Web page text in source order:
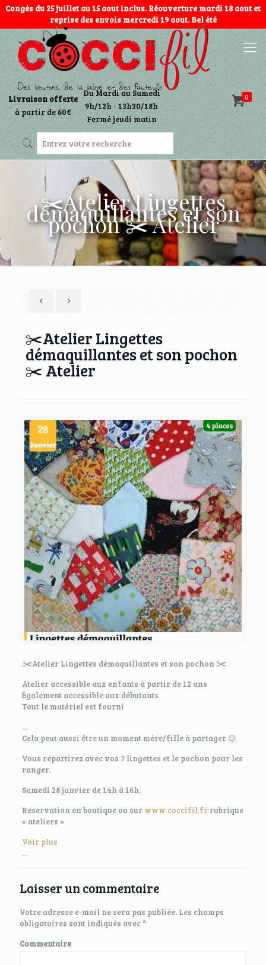
Congés du 25 juillet au 15 aout inclus. Réouverture mardi 18 aout et
reprise des envois mercredi 19 aout. Bel été
0
Livraison offerte
à partir de 60€
Du Mardi au Samedi
9h/12h - 13h30/18h
Fermé jeudi matin
✂️Atelier Lingettes
démaquillantes et son
pochon ✂️ Atelier
✂️Atelier Lingettes
démaquillantes et son pochon
✂️ Atelier
✂️Atelier Lingettes démaquillantes et son pochon ✂️
Atelier accessible aux enfants à partir de 12 ans
Également accessible aux débutants
Tout le matériel est fourni
…
Cela peut aussi être un moment mère/fille à partager 😉
Vous repartirez avec vos 7 lingettes et le pochon pour les
ranger.
Samedi 28 janvier de 14h à 16h.
Reservation en boutique ou sur www.coccifil.frrubrique
« ateliers »
Voir plus
…
Laisser un commentaire
Votre adresse e-mail ne sera pas publiée. Les champs
obligatoires sont indiqués avec*
Commentaire